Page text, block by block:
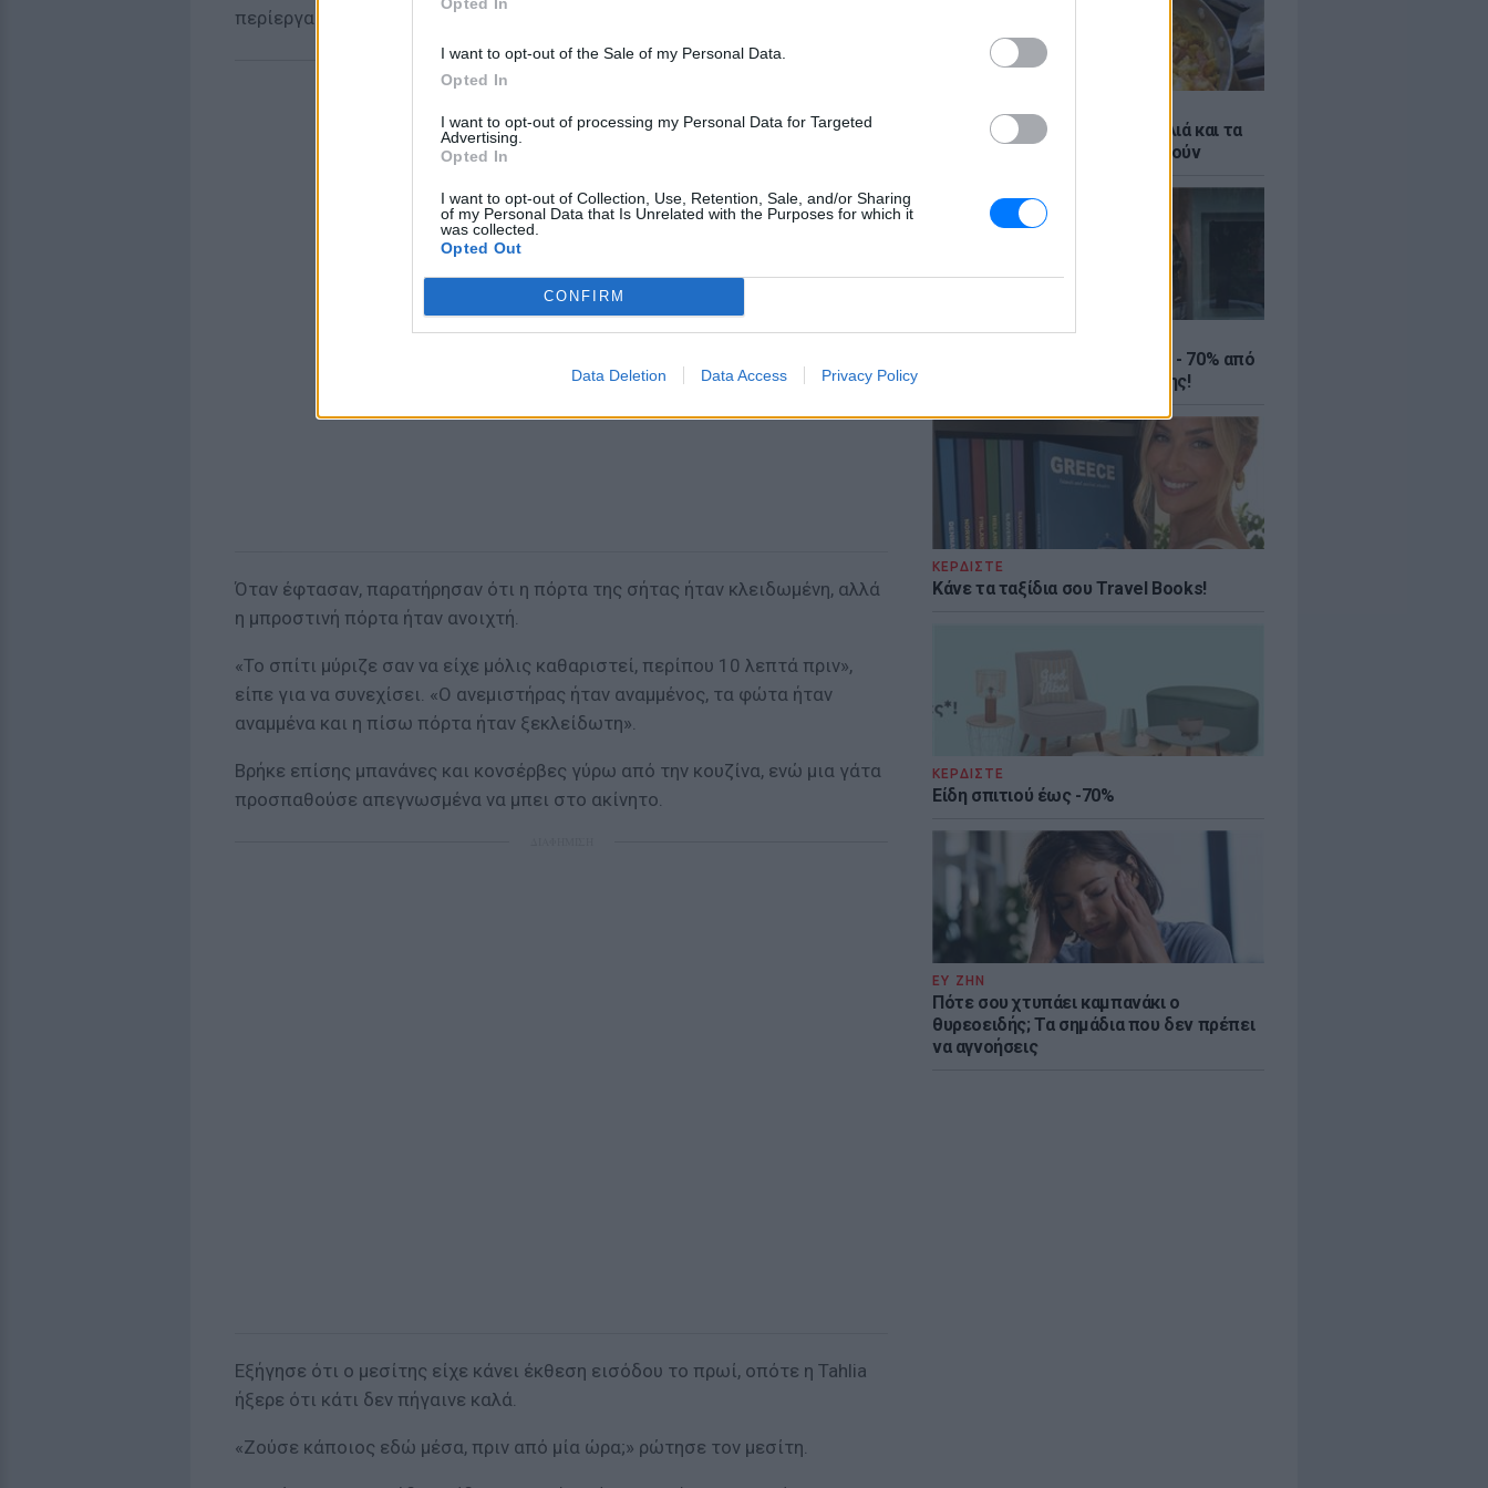
I want to opt-out of the Sale of my Personal Data.
Opted In
I want to opt-out of processing my Personal Data for Targeted
Advertising.
Opted In
I want to opt-out of Collection, Use, Retention, Sale, and/or Sharing
of my Personal Data that Is Unrelated with the Purposes for which it
was collected.
Opted Out
CONFIRM
Data Deletion Data Access Privacy Policy
Ελληνικό γιαούρτι: Μία κουταλιά και τα
scrambled eggs θα απογειωθούν
ΚΕΡΔΙΣΤΕ
Καλοκαιρινές εκπτώσεις έως - 70% από
τα μεγαλύτερα eshops ένδυσης!
ΚΕΡΔΙΣΤΕ
Κάνε τα ταξίδια σου Travel Books!
ΚΕΡΔΙΣΤΕ
Είδη σπιτιού έως -70%
ΕΥ ΖΗΝ
Πότε σου χτυπάει καμπανάκι ο
θυρεοειδής; Τα σημάδια που δεν πρέπει
να αγνοήσεις
περίεργα.
ΔΙΑΦΗΜΙΣΗ
Όταν έφτασαν, παρατήρησαν ότι η πόρτα της σήτας ήταν κλειδωμένη, αλλά
η μπροστινή πόρτα ήταν ανοιχτή.
«Το σπίτι μύριζε σαν να είχε μόλις καθαριστεί, περίπου 10 λεπτά πριν»,
είπε για να συνεχίσει. «Ο ανεμιστήρας ήταν αναμμένος, τα φώτα ήταν
αναμμένα και η πίσω πόρτα ήταν ξεκλείδωτη».
Βρήκε επίσης μπανάνες και κονσέρβες γύρω από την κουζίνα, ενώ μια γάτα
προσπαθούσε απεγνωσμένα να μπει στο ακίνητο.
Εξήγησε ότι ο μεσίτης είχε κάνει έκθεση εισόδου το πρωί, οπότε η Tahlia
ήξερε ότι κάτι δεν πήγαινε καλά.
«Ζούσε κάποιος εδώ μέσα, πριν από μία ώρα;» ρώτησε τον μεσίτη.